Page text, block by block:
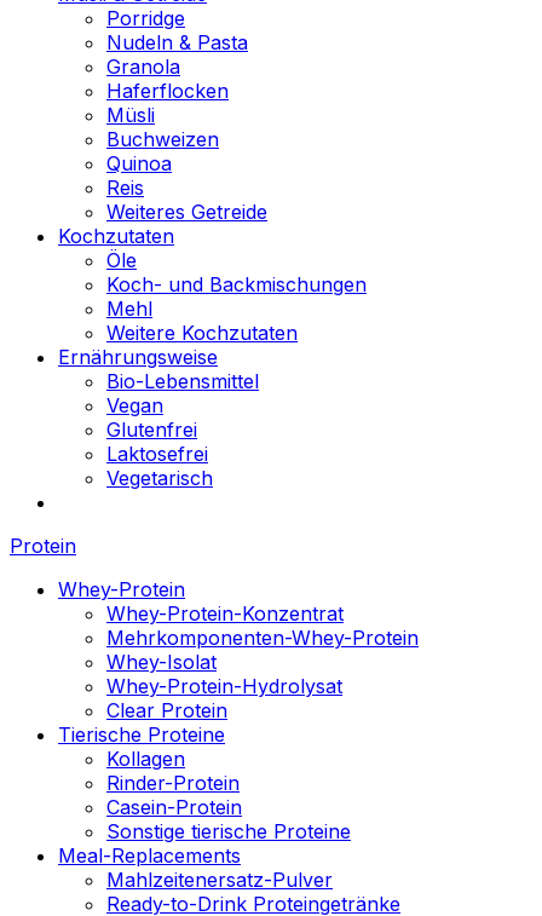
Porridge
Nudeln & Pasta
Granola
Haferflocken
Müsli
Buchweizen
Quinoa
Reis
Weiteres Getreide
Kochzutaten
Öle
Koch- und Backmischungen
Mehl
Weitere Kochzutaten
Ernährungsweise
Bio-Lebensmittel
Vegan
Glutenfrei
Laktosefrei
Vegetarisch
Protein
Whey-Protein
Whey-Protein-Konzentrat
Mehrkomponenten-Whey-Protein
Whey-Isolat
Whey-Protein-Hydrolysat
Clear Protein
Tierische Proteine
Kollagen
Rinder-Protein
Casein-Protein
Sonstige tierische Proteine
Meal-Replacements
Mahlzeitenersatz-Pulver
Ready-to-Drink Proteingetränke